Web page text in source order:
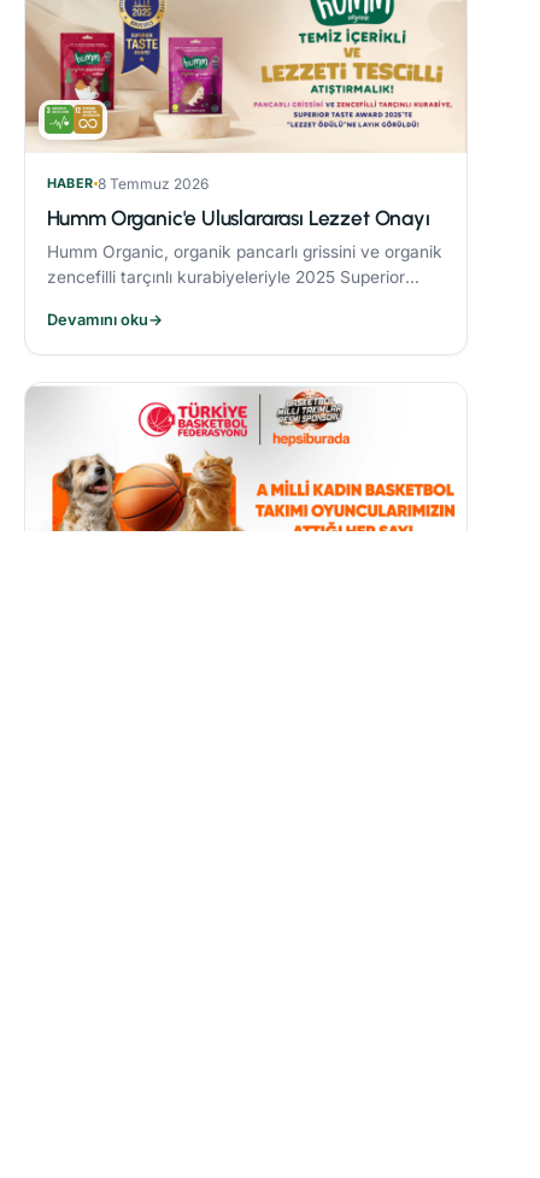
HABER 8 Temmuz 2026
Humm Organic'e Uluslararası Lezzet Onayı
Humm Organic, organik pancarlı grissini ve organik
zencefilli tarçınlı kurabiyeleriyle 2025 Superior
Devamını oku→